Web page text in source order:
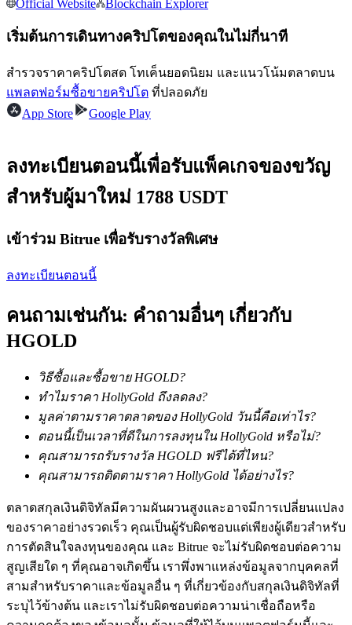
เพลิดเพลินกับการแบ่งปันผลกำไรและค่าคอมมิชชั่นการคัด
การวิเคราะห์ข้อมูลขนาดใหญ่ รวมถึงข้อมูลการค้า ฯลฯ
แนะนำ
กลยุทธ์การซื้อขาย
Official Website
Blockchain Explorer
เริ่มต้นการเดินทางคริปโตของคุณในไม่กี่นาที
สำรวจราคาคริปโตสด โทเค็นยอดนิยม และแนวโน้มตลาดบน
แพลตฟอร์มซื้อขายคริปโต ที่ปลอดภัย
App Store
Google Play
ลงทะเบียนตอนนี้เพื่อรับแพ็คเกจของขวัญ
สำหรับผู้มาใหม่ 1788 USDT
เข้าร่วม Bitrue เพื่อรับรางวัลพิเศษ
ลงทะเบียนตอนนี้
คนถามเช่นกัน: คำถามอื่นๆ เกี่ยวกับ
HGOLD
วิธีซื้อและซื้อขาย HGOLD?
ทำไมราคา HollyGold ถึงลดลง?
มูลค่าตามราคาตลาดของ HollyGold วันนี้คือเท่าไร?
ตอนนี้เป็นเวลาที่ดีในการลงทุนใน HollyGold หรือไม่?
คุณสามารถรับรางวัล HGOLD ฟรีได้ที่ไหน?
คุณสามารถติดตามราคา HollyGold ได้อย่างไร?
ตลาดสกุลเงินดิจิทัลมีความผันผวนสูงและอาจมีการเปลี่ยนแปลง
ของราคาอย่างรวดเร็ว คุณเป็นผู้รับผิดชอบแต่เพียงผู้เดียวสำหรับ
การตัดสินใจลงทุนของคุณ และ Bitrue จะไม่รับผิดชอบต่อความ
สูญเสียใด ๆ ที่คุณอาจเกิดขึ้น เราพึ่งพาแหล่งข้อมูลจากบุคคลที่
สามสำหรับราคาและข้อมูลอื่น ๆ ที่เกี่ยวข้องกับสกุลเงินดิจิทัลที่
ระบุไว้ข้างต้น และเราไม่รับผิดชอบต่อความน่าเชื่อถือหรือ